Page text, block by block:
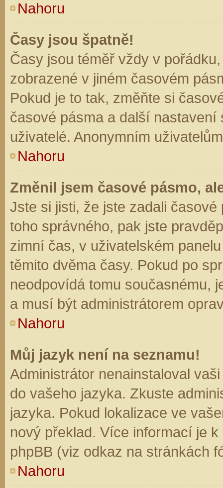
Nahoru
Časy jsou špatně!
Časy jsou téměř vždy v
zobrazené v jiném časovém
Pokud je to tak, změňte si
časové pásma a další
uživatelé. Anonymním
Nahoru
Změnil jsem časové pásmo,
Jste si jisti, že jste zadali
toho správného, pak jste
zimní čas, v uživatelském
těmito dvěma časy. Pokud po
neodpovídá tomu současnému,
a musí být administrátorem
Nahoru
Můj jazyk není na seznamu!
Administrátor nenainstaloval
do vašeho jazyka. Zkuste
jazyka. Pokud lokalizace ve
nový překlad. Více informací je
phpBB (viz odkaz na stránkách
Nahoru